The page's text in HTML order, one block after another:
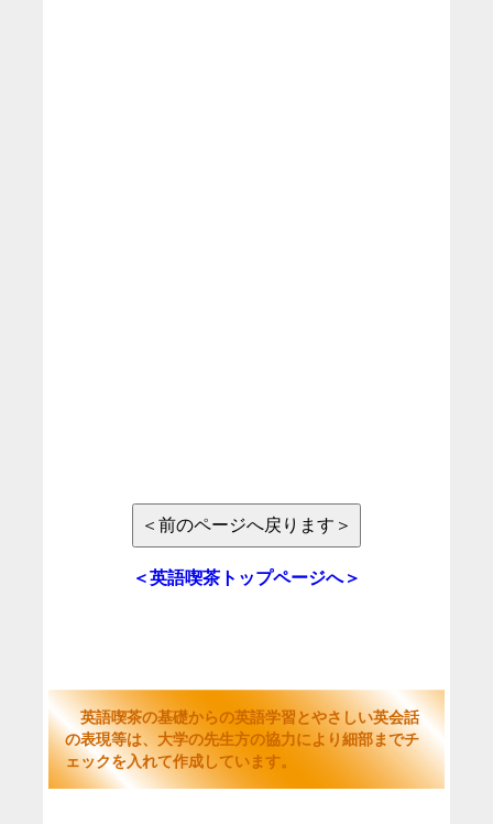
＜英語喫茶トップページへ＞
英語喫茶の基礎からの英語学習とやさしい英会話
の表現等は、大学の先生方の協力により細部までチ
ェックを入れて作成しています。